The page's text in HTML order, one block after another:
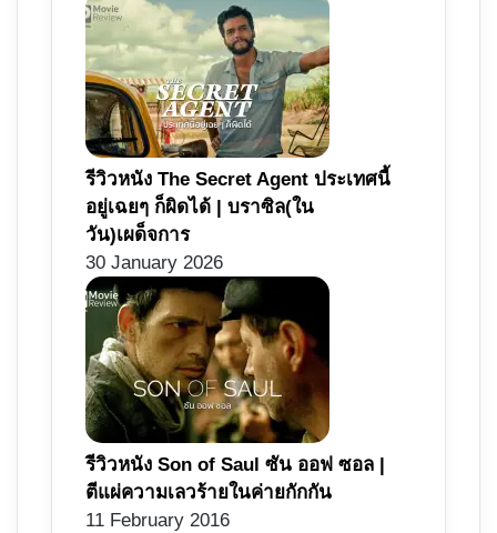
รีวิวหนัง The Secret Agent ประเทศนี้
อยู่เฉยๆ ก็ผิดได้ | บราซิล(ใน
วัน)เผด็จการ
30 January 2026
รีวิวหนัง Son of Saul ซัน ออฟ ซอล |
ตีแผ่ความเลวร้ายในค่ายกักกัน
11 February 2016